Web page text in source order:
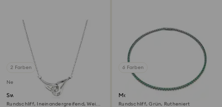
2 Farben
Neu
Swarovski Classica Anhänger
Rundschliff, Ineinandergreifend, Weiß,
6 Farben
Matrix Tennis Halskette
Rundschliff, Grün, Rutheniert